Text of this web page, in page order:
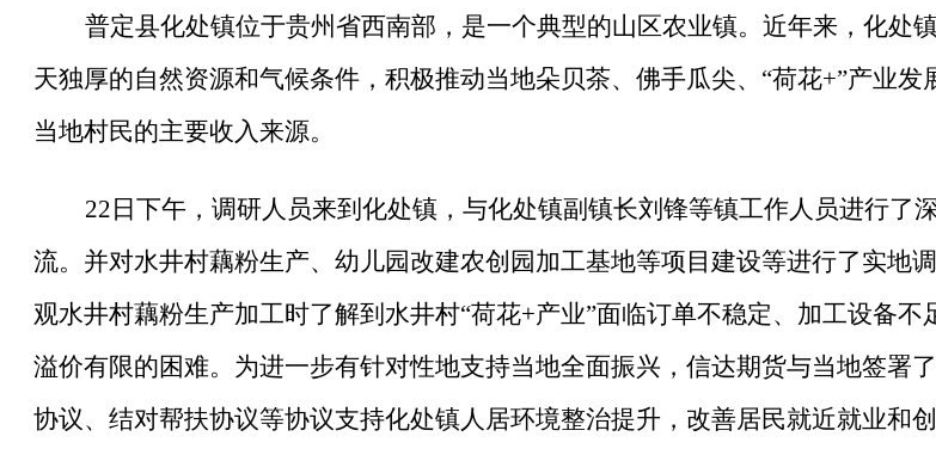
普定县化处镇位于贵州省西南部，是一个典型的山区农业镇。近年来，化处
天独厚的自然资源和气候条件，积极推动当地朵贝茶、佛手瓜尖、 “荷花+”产业发
当地村民的主要收入来源。
22日下午，调研人员来到化处镇，与化处镇副镇长刘锋等镇工作人员进行了
流。并对水井村藕粉生产、幼儿园改建农创园加工基地等项目建设等进行了实地
观水井村藕粉生产加工时了解到水井村“荷花+产业”面临订单不稳定、加工设备不
溢价有限的困难。为进一步有针对性地支持当地全面振兴，信达期货与当地签署
协议、结对帮扶协议等协议支持化处镇人居环境整治提升，改善居民就近就业和创